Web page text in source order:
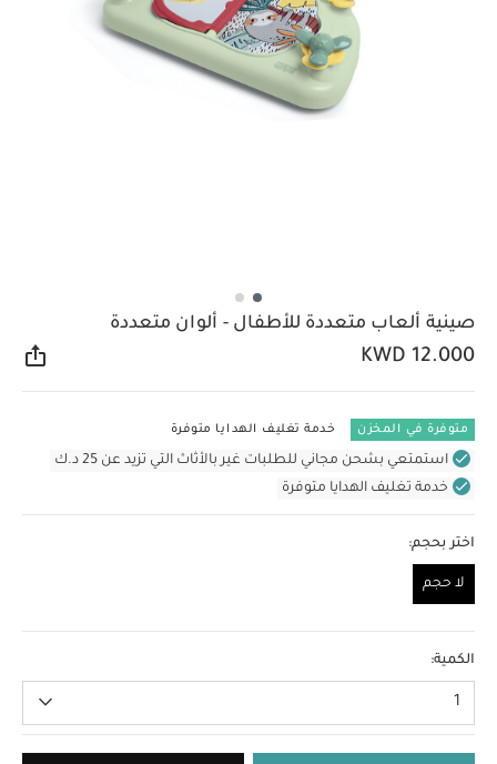
صينية ألعاب متعددة للأطفال - ألوان متعددة
KWD 12.000
متوفرة في المخزن خدمة تغليف الهدايا متوفرة
استمتعي بشحن مجاني للطلبات غير بالأثاث التي تزيد عن 25 د.ك
خدمة تغليف الهدايا متوفرة
اختر بحجم:
لا حجم
الكمية:
1